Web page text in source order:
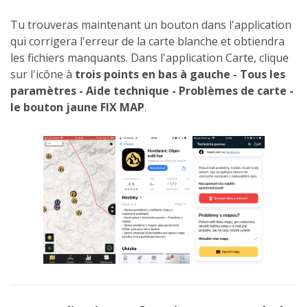
Tu trouveras maintenant un bouton dans l'application
qui corrigera l'erreur de la carte blanche et obtiendra
les fichiers manquants. Dans l'application Carte, clique
sur l'icône à trois points en bas à gauche - Tous les
paramètres - Aide technique - Problèmes de carte -
le bouton jaune FIX MAP.